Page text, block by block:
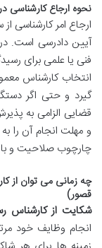
نحوه ارجاع کارشناسی
ارجاع امر کارشناسی
آیین دادرسی است.
فنی یا علمی برای
انتخاب کارشناس
گیرد و حتی اگر
قضایی الزامی به
و مهلت انجام آن را
چارچوب صلاحیت و با
چه زمانی می توان از
قصور)
شکایت از کارشناس
انجام وظایف خود